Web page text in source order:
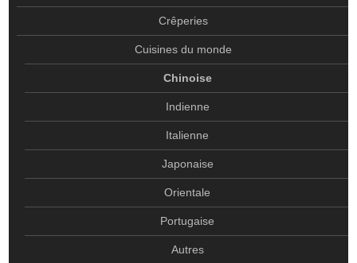
INDIENNE
ITALIENNE
JAPONAISE
ORIENTALE
PORTUGAISE
AUTRES
RESTAURATION RAPIDE
BOUTIQUE
OUVRAGES
Crêperies
Cuisines du monde
Chinoise
Indienne
Italienne
Japonaise
Orientale
Portugaise
Autres